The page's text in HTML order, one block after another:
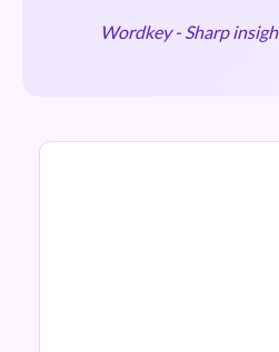
Wordkey - Sharp